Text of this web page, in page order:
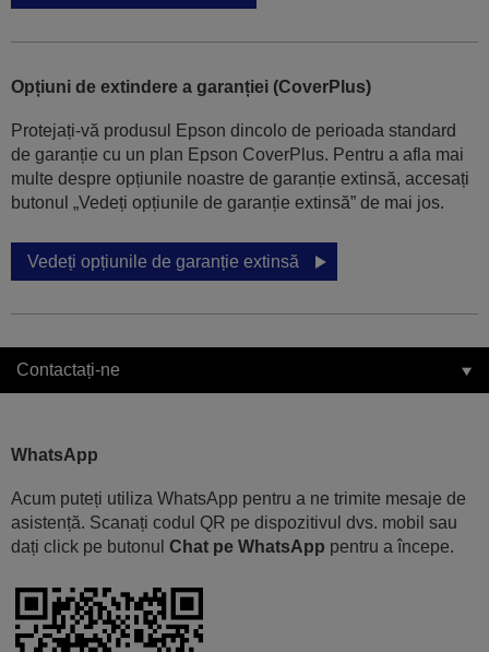
Opțiuni de extindere a garanției (CoverPlus)
Protejați-vă produsul Epson dincolo de perioada standard
de garanție cu un plan Epson CoverPlus. Pentru a afla mai
multe despre opțiunile noastre de garanție extinsă, accesați
butonul „Vedeți opțiunile de garanție extinsă” de mai jos.
Vedeți opțiunile de garanție extinsă
Contactați-ne
WhatsApp
Acum puteți utiliza WhatsApp pentru a ne trimite mesaje de
asistență. Scanați codul QR pe dispozitivul dvs. mobil sau
dați click pe butonul Chat pe WhatsApp pentru a începe.